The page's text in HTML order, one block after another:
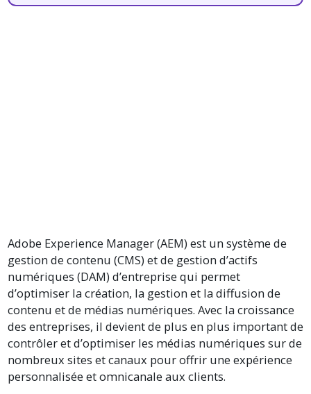
Adobe Experience Manager (AEM) est un système de
gestion de contenu (CMS) et de gestion d’actifs
numériques (DAM) d’entreprise qui permet
d’optimiser la création, la gestion et la diffusion de
contenu et de médias numériques. Avec la croissance
des entreprises, il devient de plus en plus important de
contrôler et d’optimiser les médias numériques sur de
nombreux sites et canaux pour offrir une expérience
personnalisée et omnicanale aux clients.